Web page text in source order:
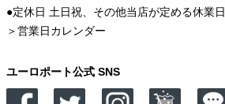
●定休日 土日祝、その他当店が定める休業日
＞営業日カレンダー
ユーロポート公式 SNS